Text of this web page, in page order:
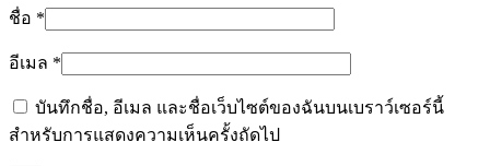
ชื่อ *
อีเมล *
บันทึกชื่อ, อีเมล และชื่อเว็บไซต์ของฉันบนเบราว์เซอร์นี้
สำหรับการแสดงความเห็นครั้งถัดไป